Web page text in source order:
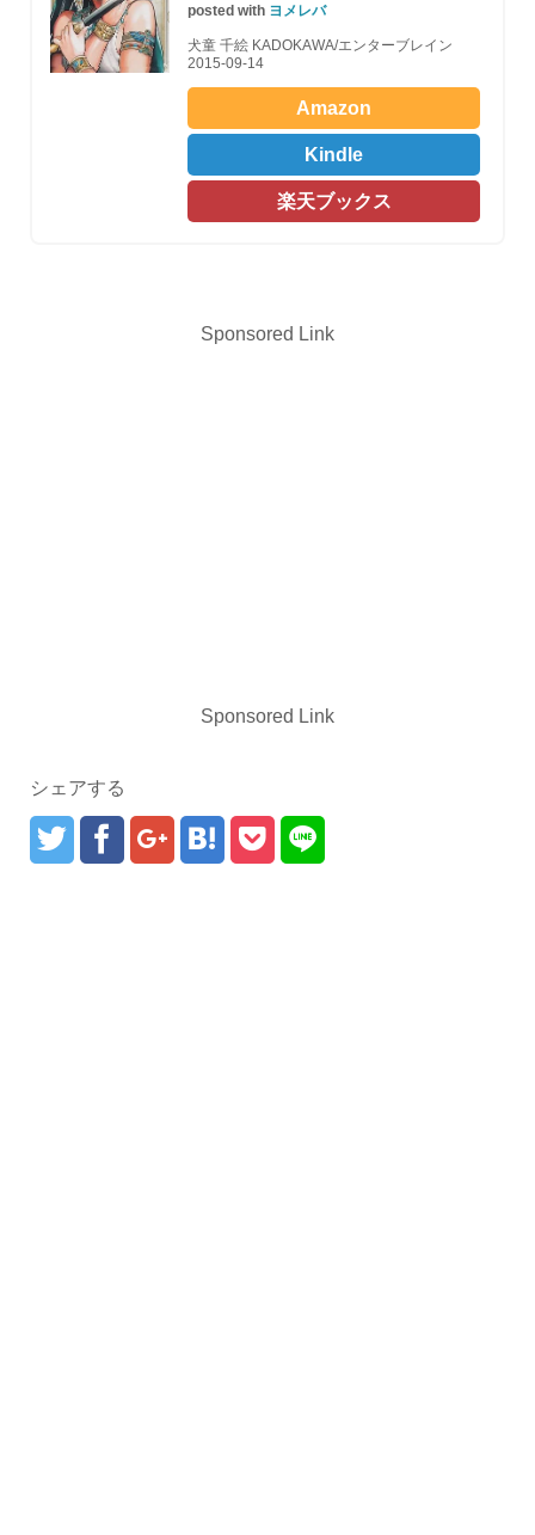
posted with ヨメレバ
犬童 千絵 KADOKAWA/エンターブレイン
2015-09-14
Amazon
Kindle
楽天ブックス
Sponsored Link
Sponsored Link
シェアする